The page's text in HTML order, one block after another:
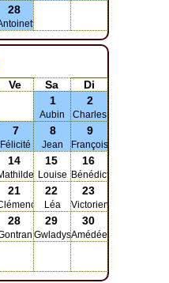
28
Ve Sa Di
1
Aubin
2
Charles
7
Félicité
8
Jean
9
Françoise
14 15
Louise
16
Bénédicte
21 22
Léa
23
Victorien
28 29
Gwladys
30
Amédée